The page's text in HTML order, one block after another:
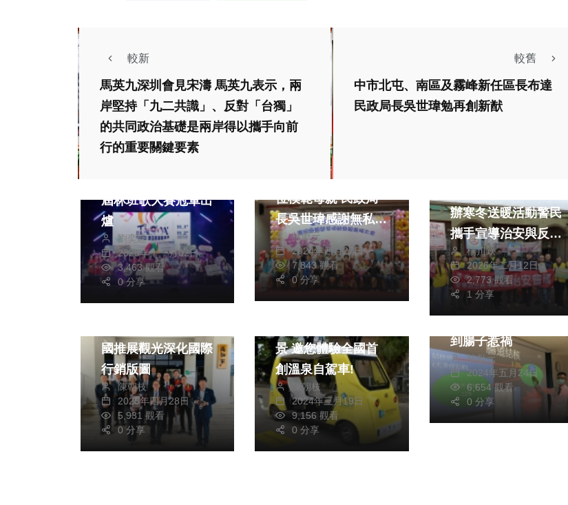
較新
馬英九深圳會見宋濤 馬英九表示，兩
岸堅持「九二共識」、反對「台獨」
的共同政治基礎是兩岸得以攜手向前
行的重要關鍵要素
較舊
中市北屯、南區及霧峰新任區長布達
民政局長吳世瑋勉再創新猷
文教
屆林班歌大賽冠軍出
爐
劉奕廷
2025年十一月02日
3,463 觀看
0 分享
生活
中市北屯區表揚54
位模範母親 民政局
長吳世瑋感謝無私奉
獻 林獻元
2024年四月27日
7,843 觀看
0 分享
辦寒冬送暖活動警民
攜手宣導治安與反詐
騙 楊川欽
2026年二月12日
2,773 觀看
1 分享
熱門 旅遊
綜合
國推展觀光深化國際
行銷版圖
陳朝枝
2025年四月28日
5,931 觀看
0 分享
生活 文教
綜合
景 邀您體驗全國首
創溫泉自駕車!
陳朝枝
2024年三月19日
9,156 觀看
0 分享
健康及醫療
3個月3度腸阻塞送
急診 竟是結核菌跑
到腸子惹禍
林獻元
2024年五月24日
6,654 觀看
0 分享